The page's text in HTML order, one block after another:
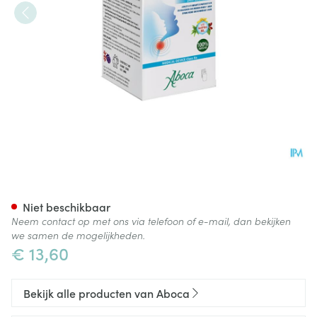
€ 13,60
Niet beschikbaar
Neem contact op met ons via telefoon of e-mail, dan bekijken
we samen de mogelijkheden.
Bekijk alle producten van Aboca